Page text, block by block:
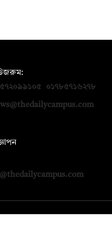
০১৭৮৫৭১৬২৭৮
© কপিরাইট